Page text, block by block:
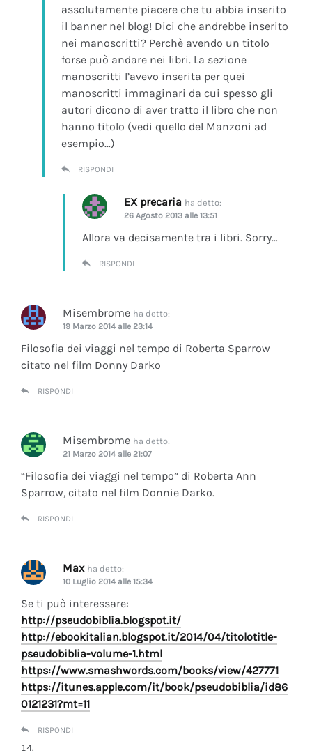
assolutamente piacere che tu abbia inserito
il banner nel blog! Dici che andrebbe inserito
nei manoscritti? Perchè avendo un titolo
forse può andare nei libri. La sezione
manoscritti l’avevo inserita per quei
manoscritti immaginari da cui spesso gli
autori dicono di aver tratto il libro che non
hanno titolo (vedi quello del Manzoni ad
esempio…)
RISPONDI
EX precaria ha detto:
26 Agosto 2013 alle 13:51
Allora va decisamente tra i libri. Sorry…
RISPONDI
Misembrome ha detto:
19 Marzo 2014 alle 23:14
Filosofia dei viaggi nel tempo di Roberta Sparrow
citato nel film Donny Darko
RISPONDI
Misembrome ha detto:
21 Marzo 2014 alle 21:07
“Filosofia dei viaggi nel tempo” di Roberta Ann
Sparrow, citato nel film Donnie Darko.
RISPONDI
Max ha detto:
10 Luglio 2014 alle 15:34
Se ti può interessare:
http://pseudobiblia.blogspot.it/
http://ebookitalian.blogspot.it/2014/04/titolotitle-
pseudobiblia-volume-1.html
https://www.smashwords.com/books/view/427771
https://itunes.apple.com/it/book/pseudobiblia/id86
0121231?mt=11
RISPONDI